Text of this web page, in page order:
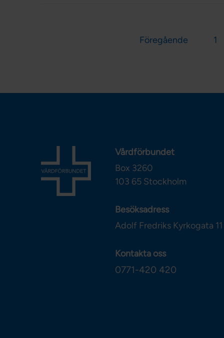
Föregående 1
Vårdförbundet
Box 3260
103 65 Stockholm
Besöksadress
Adolf Fredriks Kyrkogata 11
Kontakta oss
0771-420 420